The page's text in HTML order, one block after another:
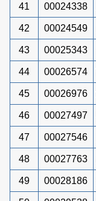
41 00024338
42 00024549
43 00025343
44 00026574
45 00026976
46 00027497
47 00027546
48 00027763
49 00028186